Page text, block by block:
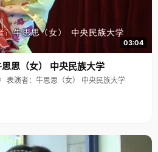
03:04
思（女） 中央民族大学
表演者：牛思思（女） 中央民族大学